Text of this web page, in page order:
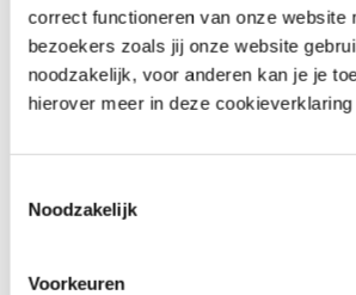
correct functioneren van onze website
bezoekers zoals jij onze website
noodzakelijk, voor anderen kan je je
hierover meer in deze cookieverklaring
Noodzakelijk
Voorkeuren